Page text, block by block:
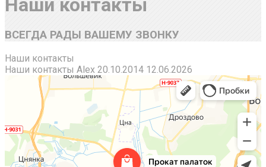
Наши контакты
ВСЕГДА РАДЫ ВАШЕМУ ЗВОНКУ
Наши контакты
Наши контакты Alex 20.10.2014 12.06.2026